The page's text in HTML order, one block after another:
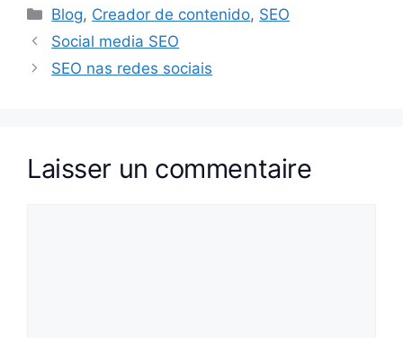
Catégories
Blog, Creador de contenido, SEO
Social media SEO
SEO nas redes sociais
Laisser un commentaire